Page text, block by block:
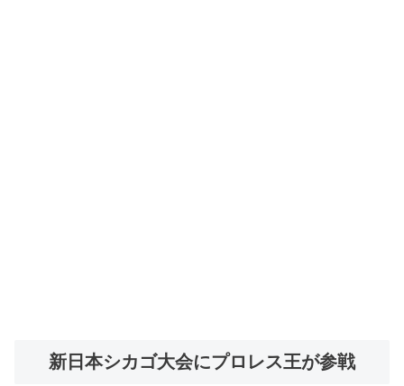
新日本シカゴ大会にプロレス王が参戦